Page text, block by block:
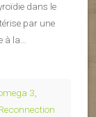
dans le
par une
la…
3